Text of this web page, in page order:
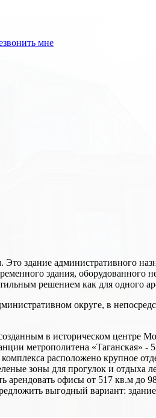
мне
здание административного
здания,
решением как для одного
округе, в
в историческом центре
метрополитена «Таганская»
расположено крупное
зоны для прогулок и отдыха
офисы от 517 кв.м до
выгодный вариант: